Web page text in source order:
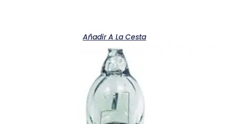
Añadir A La Cesta